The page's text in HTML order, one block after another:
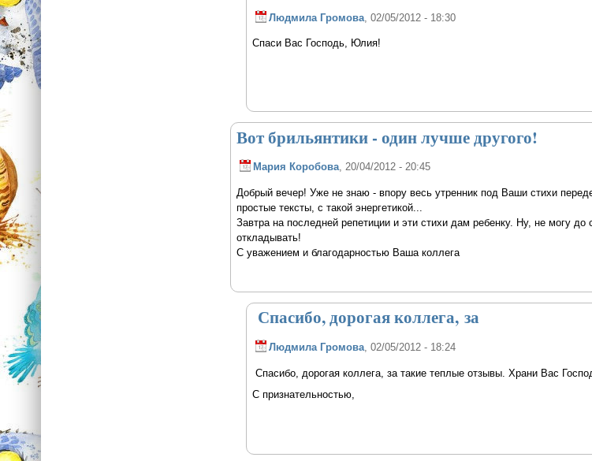
Людмила Громова, 02/05/2012 - 18:30
Спаси Вас Господь, Юлия!
Вот брильянтики - один лучше другого!
Мария Коробова, 20/04/2012 - 20:45
Добрый вечер! Уже не знаю - впору весь утренник под Ваши стихи
простые тексты, с такой энергетикой...
Завтра на последней репетиции и эти стихи дам ребенку. Ну, не могу
откладывать!
С уважением и благодарностью Ваша коллега
Спасибо, дорогая коллега, за
Людмила Громова, 02/05/2012 - 18:24
Спасибо, дорогая коллега, за такие теплые отзывы. Храни Вас
С признательностью,